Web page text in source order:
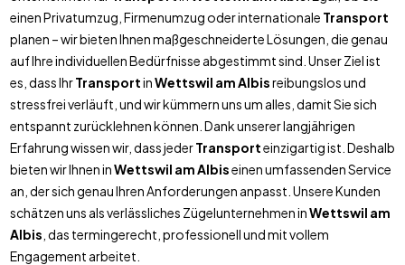
einen Privatumzug, Firmenumzug oder internationale Transport
planen – wir bieten Ihnen maßgeschneiderte Lösungen, die genau
auf Ihre individuellen Bedürfnisse abgestimmt sind. Unser Ziel ist
es, dass IhrTransportinWettswil am Albisreibungslos und
stressfrei verläuft, und wir kümmern uns um alles, damit Sie sich
entspannt zurücklehnen können. Dank unserer langjährigen
Erfahrung wissen wir, dass jederTransporteinzigartig ist. Deshalb
bieten wir Ihnen inWettswil am Albiseinen umfassenden Service
an, der sich genau Ihren Anforderungen anpasst. Unsere Kunden
schätzen uns als verlässliches Zügelunternehmen inWettswil am
Albis , das termingerecht, professionell und mit vollem
Engagement arbeitet.